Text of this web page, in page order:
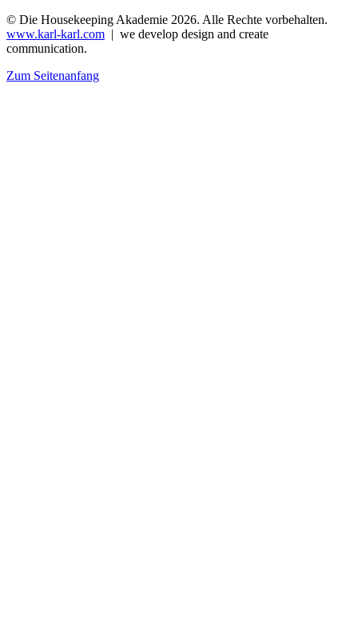
© Die Housekeeping Akademie 2026. Alle Rechte vorbehalten.
www.karl-karl.com | we develop design and create
communication.
Zum Seitenanfang